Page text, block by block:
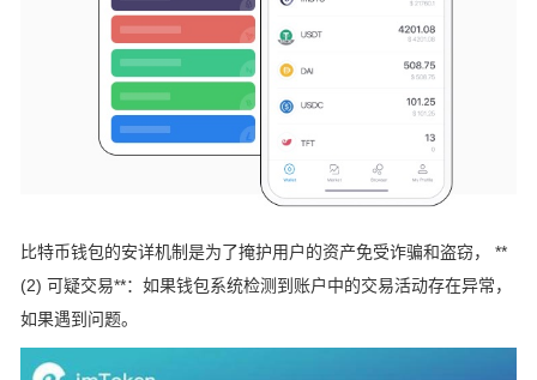
比特币钱包的安详机制是为了掩护用户的资产免受诈骗和盗窃， **
(2) 可疑交易**：如果钱包系统检测到账户中的交易活动存在异常，
如果遇到问题。